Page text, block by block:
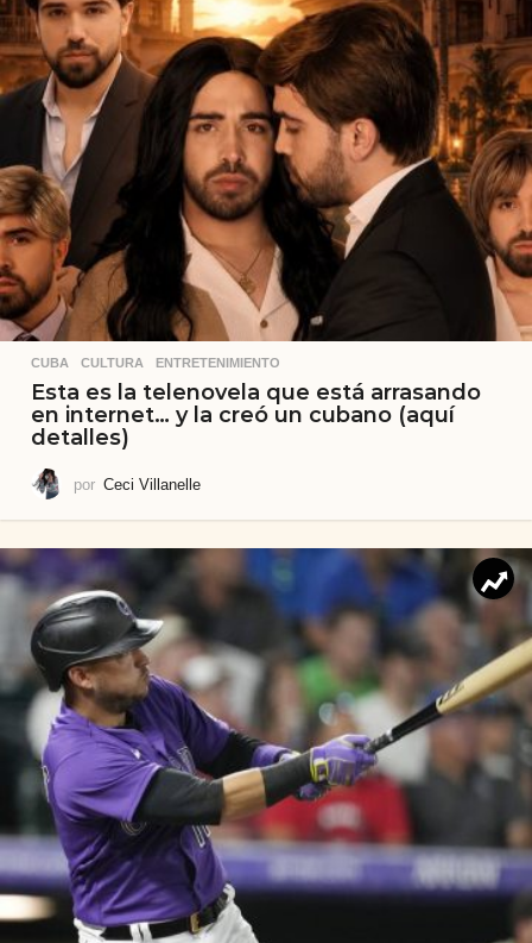
CUBA ,CULTURA ,ENTRETENIMIENTO
Esta es la telenovela que está arrasando
en internet… y la creó un cubano (aquí
detalles)
por Ceci Villanelle